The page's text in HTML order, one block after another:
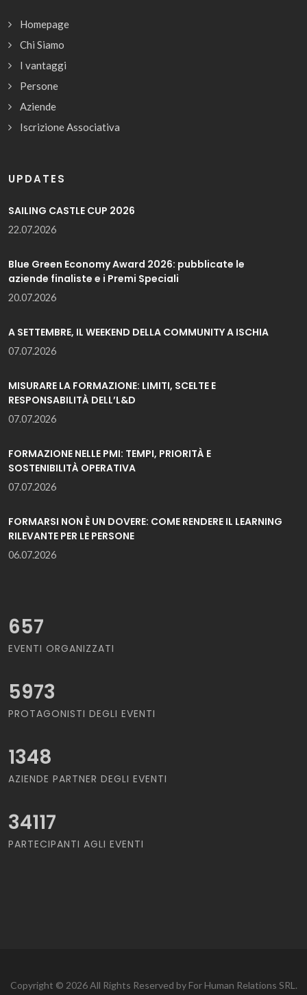
Homepage
Chi Siamo
I vantaggi
Persone
Aziende
Iscrizione Associativa
UPDATES
SAILING CASTLE CUP 2026
22.07.2026
Blue Green Economy Award 2026: pubblicate le
aziende finaliste e i Premi Speciali
20.07.2026
A SETTEMBRE, IL WEEKEND DELLA COMMUNITY A ISCHIA
07.07.2026
MISURARE LA FORMAZIONE: LIMITI, SCELTE E
RESPONSABILITÀ DELL’L&D
07.07.2026
FORMAZIONE NELLE PMI: TEMPI, PRIORITÀ E
SOSTENIBILITÀ OPERATIVA
07.07.2026
FORMARSI NON È UN DOVERE: COME RENDERE IL LEARNING
RILEVANTE PER LE PERSONE
06.07.2026
657
EVENTI ORGANIZZATI
5973
PROTAGONISTI DEGLI EVENTI
1348
AZIENDE PARTNER DEGLI EVENTI
34117
PARTECIPANTI AGLI EVENTI
Copyright © 2026 All Rights Reserved by For Human Relations SRL.